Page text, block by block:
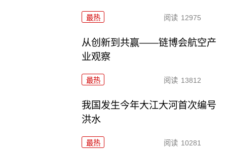
最热 阅读 12975
从创新到共赢——链博会航空产
业观察
最热 阅读 13812
我国发生今年大江大河首次编号
洪水
最热 阅读 10281